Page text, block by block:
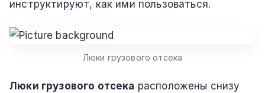
инструктируют, как ими пользоваться.
Люки грузового отсека
Люки грузового отсека расположены снизу